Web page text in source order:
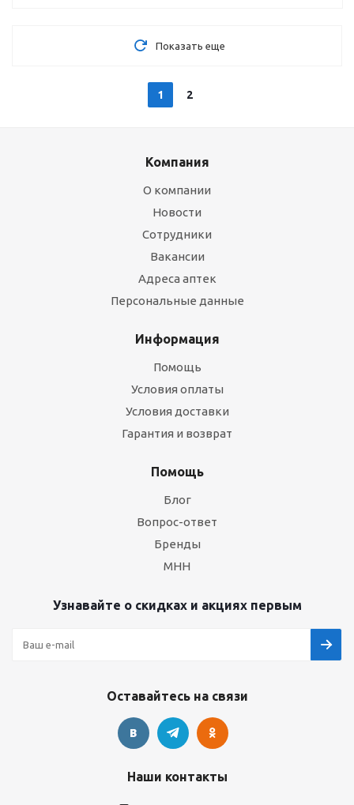
Показать еще
1 2
Компания
О компании
Новости
Сотрудники
Вакансии
Адреса аптек
Персональные данные
Информация
Помощь
Условия оплаты
Условия доставки
Гарантия и возврат
Помощь
Блог
Вопрос-ответ
Бренды
МНН
Узнавайте о скидках и акциях первым
Оставайтесь на связи
Наши контакты